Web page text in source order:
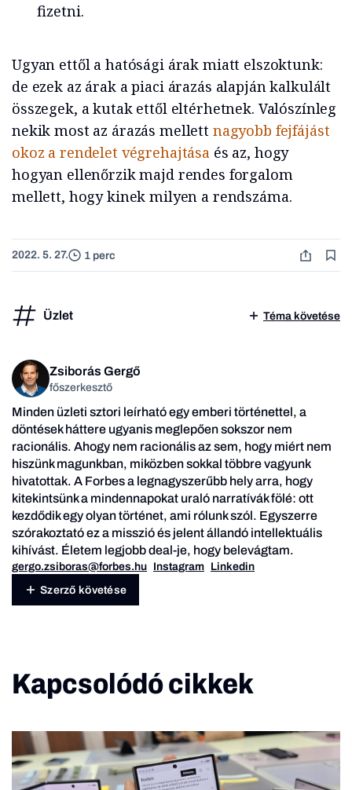
fizetni.
Ugyan ettől a hatósági árak miatt elszoktunk:
de ezek az árak a piaci árazás alapján kalkulált
összegek, a kutak ettől eltérhetnek. Valószínleg
nekik most az árazás mellett nagyobb fejfájást
okoz a rendelet végrehajtása és az, hogy
hogyan ellenőrzik majd rendes forgalom
mellett, hogy kinek milyen a rendszáma.
2022. 5. 27. 1 perc
Üzlet Téma követése
Zsiborás Gergő
főszerkesztő
Minden üzleti sztori leírható egy emberi történettel, a
döntések háttere ugyanis meglepően sokszor nem
racionális. Ahogy nem racionális az sem, hogy miért nem
hiszünk magunkban, miközben sokkal többre vagyunk
hivatottak. A Forbes a legnagyszerűbb hely arra, hogy
kitekintsünk a mindennapokat uraló narratívák fölé: ott
kezdődik egy olyan történet, ami rólunk szól. Egyszerre
szórakoztató ez a misszió és jelent állandó intellektuális
kihívást. Életem legjobb deal-je, hogy belevágtam.
gergo.zsiboras@forbes.hu Instagram Linkedin
Szerző követése
Kapcsolódó cikkek